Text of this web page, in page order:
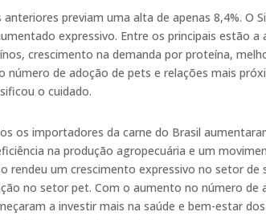
anteriores previam uma alta de apenas 8,4%. O
expressivo. Entre os principais estão
crescimento na demanda por proteína,
número de adoção de pets e relações mais
o cuidado.
os importadores da carne do Brasil
na produção agropecuária e um
rendeu um crescimento expressivo no setor
no setor pet. Com o aumento no número de
a investir mais na saúde e bem-estar